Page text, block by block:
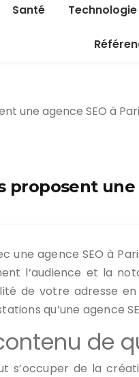
Santé Technologie
une
une agence SEO à
l’audience et la
de votre adresse
qu’une agence
de
s’occuper de la